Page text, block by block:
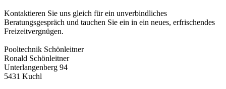
Kontaktieren Sie uns gleich für ein unverbindliches
Beratungsgespräch und tauchen Sie ein in ein neues, erfrischendes
Freizeitvergnügen.
Pooltechnik Schönleitner
Ronald Schönleitner
Unterlangenberg 94
5431 Kuchl